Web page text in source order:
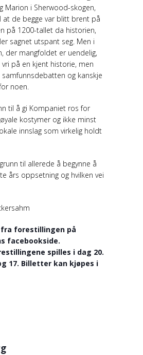
Marion i Sherwood-skogen,
at de begge var blitt brent på
på 1200-tallet da historien,
sagnet utspant seg. Men i
der mangfoldet er uendelig,
på en kjent historie, men
samfunnsdebatten og kanskje
noen.
til å gi Kompaniet ros for
kostymer og ikke minst
innslag som virkelig holdt
til allerede å begynne å
års oppsetning og hvilken vei
fra forestillingen på
facebookside.
spilles i dag 20.
17. Billetter kan kjøpes i